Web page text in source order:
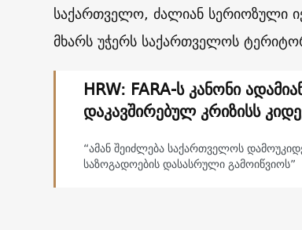
საქართველო, ძალიან სერიოზული
მხარს უჭერს საქართველოს
HRW: FARA-ს კანონი
დაკავშირებულ კრიზისს
“ამან შეიძლება საქართველოს
საზოგადოების დასასრული გამოიწვიოს”